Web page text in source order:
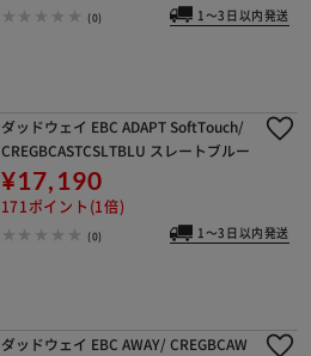
(0) 1～3日以内発送
ダッドウェイ EBC ADAPT SoftTouch/
CREGBCASTCSLTBLU スレートブルー
¥17,190
171ポイント(1倍)
(0) 1～3日以内発送
ダッドウェイ EBC AWAY/ CREGBCAW